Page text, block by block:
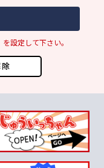
設定して下さい。